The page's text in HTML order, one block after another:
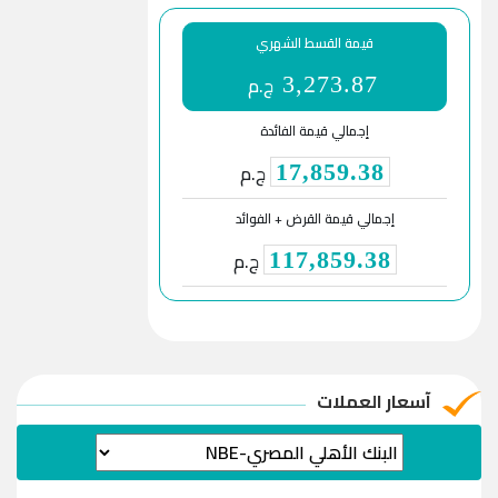
قيمة القسط الشهري
3,273.87 ج.م
إجمالي قيمة الفائدة
17,859.38 ج.م
إجمالي قيمة القرض + الفوائد
117,859.38 ج.م
آسعار العملات